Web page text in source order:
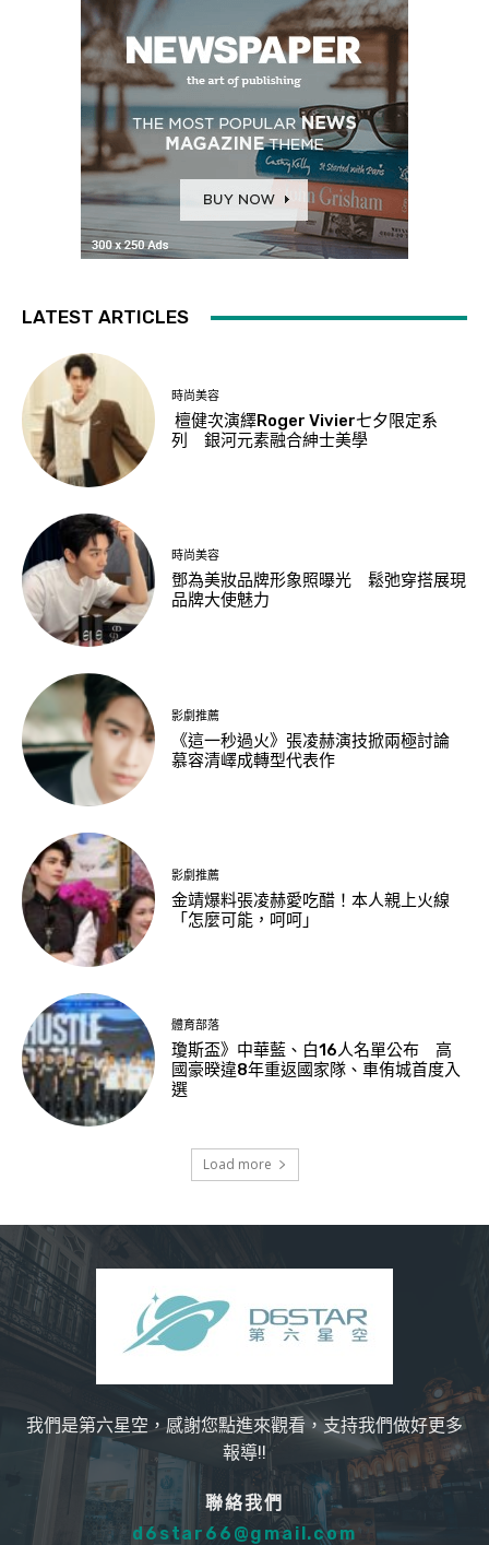
LATEST ARTICLES
時尚美容
檀健次演繹Roger Vivier七夕限定系
列 銀河元素融合紳士美學
時尚美容
鄧為美妝品牌形象照曝光 鬆弛穿搭展現
品牌大使魅力
影劇推薦
《這一秒過火》張凌赫演技掀兩極討論
慕容清嶧成轉型代表作
影劇推薦
金靖爆料張凌赫愛吃醋！本人親上火線
「怎麼可能，呵呵」
體育部落
瓊斯盃》中華藍、白16人名單公布 高
國豪暌違8年重返國家隊、車侑城首度入
選
Load more
我們是第六星空，感謝您點進來觀看，支持我們做好更多
報導!!
聯絡我們
d6star66@gmail.com